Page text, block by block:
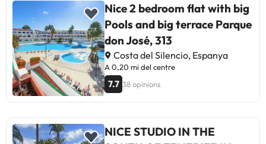
Nice 2 bedroom flat with big
Pools and big terrace Parque
don José, 313
Costa del Silencio, Espanya
A 0,20 mi del centre
7.7 38 opinions
NICE STUDIO IN THE